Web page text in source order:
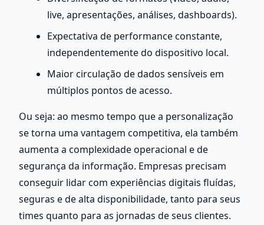
live, apresentações, análises, dashboards).
Expectativa de performance constante,
independentemente do dispositivo local.
Maior circulação de dados sensíveis em
múltiplos pontos de acesso.
Ou seja: ao mesmo tempo que a personalização
se torna uma vantagem competitiva, ela também
aumenta a complexidade operacional e de
segurança da informação. Empresas precisam
conseguir lidar com experiências digitais fluídas,
seguras e de alta disponibilidade, tanto para seus
times quanto para as jornadas de seus clientes.